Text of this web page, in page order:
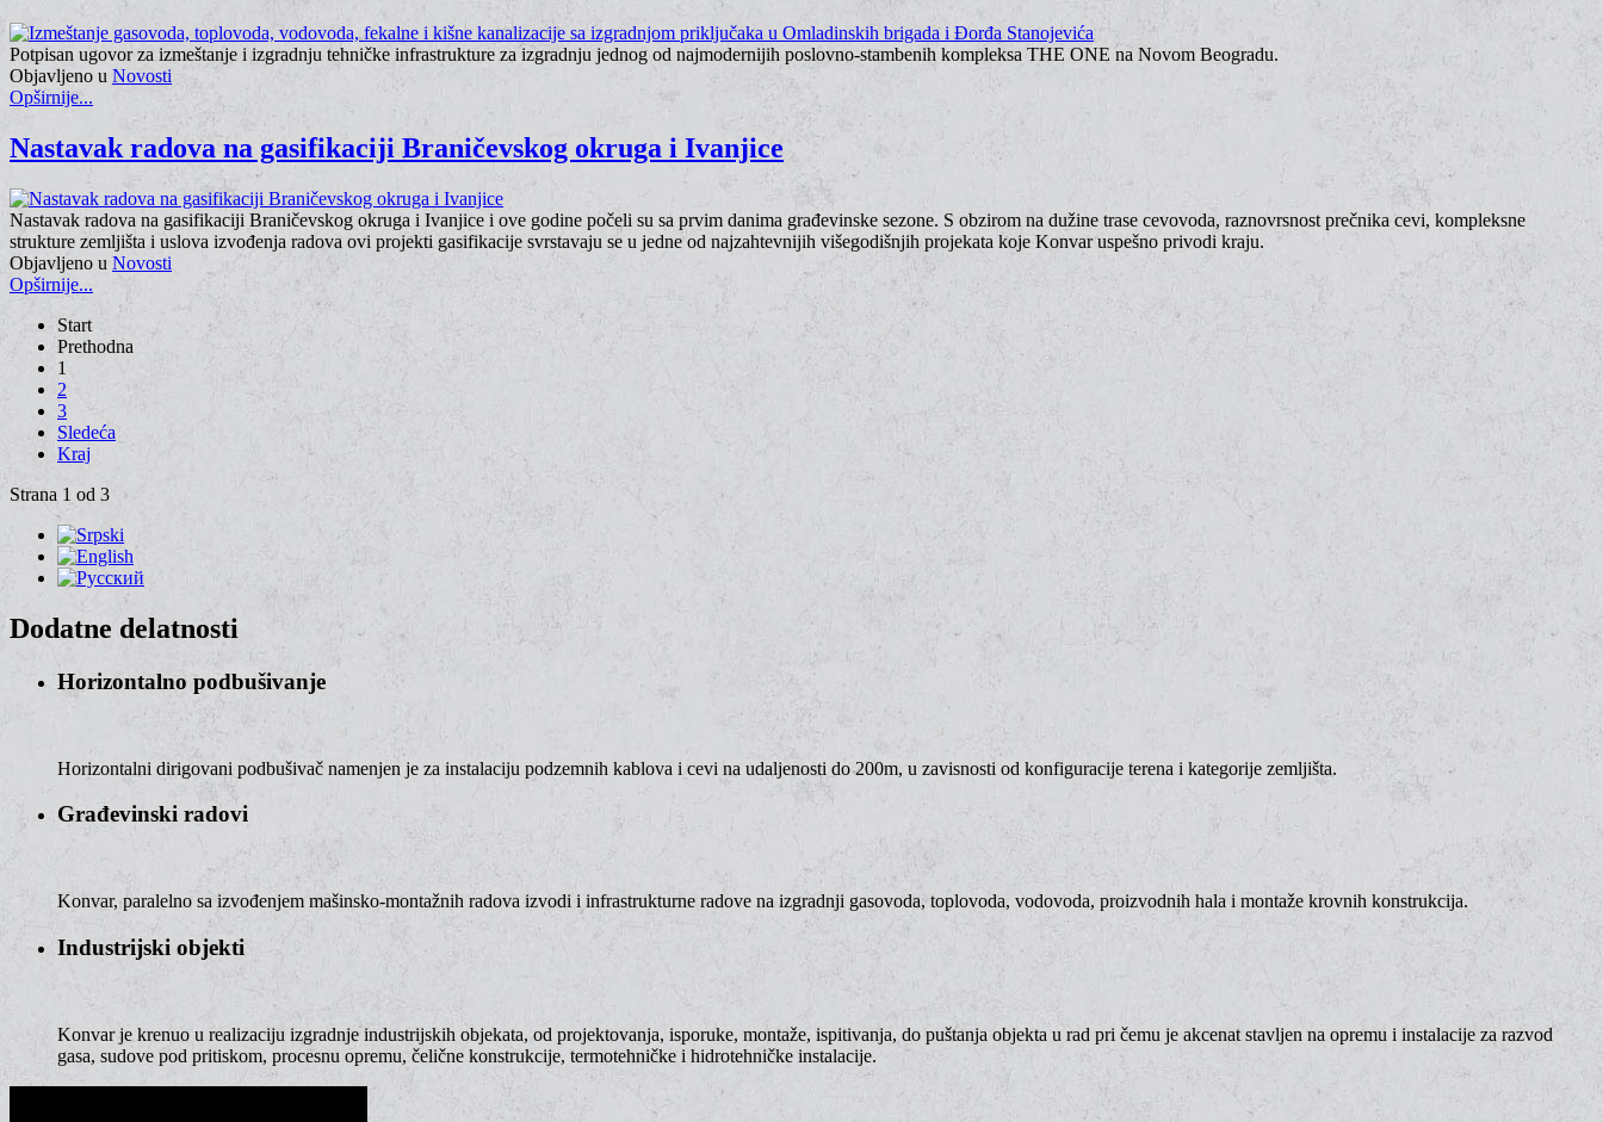
Potpisan ugovor za izmeštanje i izgradnju tehničke infrastrukture za izgradnju jednog od najmodernijih poslovno-stambenih kompleksa THE ONE na Novom Beogradu.
Objavljeno u Novosti
Opširnije...
Nastavak radova na gasifikaciji Braničevskog okruga i Ivanjice
Nastavak radova na gasifikaciji Braničevskog okruga i Ivanjice i ove godine počeli su sa prvim danima građevinske sezone. S obzirom na dužine trase cevovoda, raznovrsnost prečnika cevi, kompleksne
strukture zemljišta i uslova izvođenja radova ovi projekti gasifikacije svrstavaju se u jedne od najzahtevnijih višegodišnjih projekata koje Konvar uspešno privodi kraju.
Objavljeno u Novosti
Opširnije...
Start
Prethodna
1
2
3
Sledeća
Kraj
Strana 1 od 3
Dodatne delatnosti
Horizontalno podbušivanje
Horizontalni dirigovani podbušivač namenjen je za instalaciju podzemnih kablova i cevi na udaljenosti do 200m, u zavisnosti od konfiguracije terena i kategorije zemljišta.
Građevinski radovi
Konvar, paralelno sa izvođenjem mašinsko-montažnih radova izvodi i infrastrukturne radove na izgradnji gasovoda, toplovoda, vodovoda, proizvodnih hala i montaže krovnih konstrukcija.
Industrijski objekti
Konvar je krenuo u realizaciju izgradnje industrijskih objekata, od projektovanja, isporuke, montaže, ispitivanja, do puštanja objekta u rad pri čemu je akcenat stavljen na opremu i instalacije za razvod
gasa, sudove pod pritiskom, procesnu opremu, čelične konstrukcije, termotehničke i hidrotehničke instalacije.